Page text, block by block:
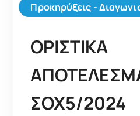
Προκηρύξεις -
ΟΡΙΣΤΙΚΑ
ΣΟΧ5/2024